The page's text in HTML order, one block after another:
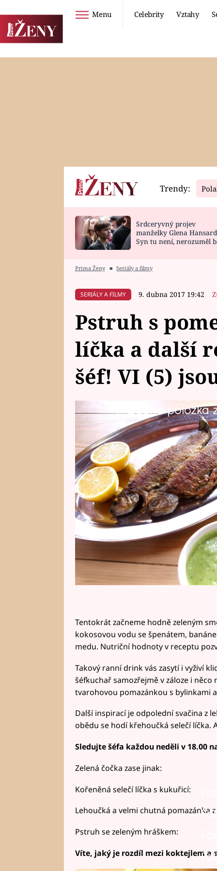
Menu Celebrity Vztahy
Horoskopy
HOROSKOP NA
Video
CELEBRITY
VAŘENÍ
Trendy:
Srdceryvný projev
manželky Glena
Syn tu není, nerozuměl
Prima Ženy ■ Seriály a filmy
SERIÁLY A FILMY 9. dubna 2017 19:42
Pstruh s
líčka a další
šéf! VI (5)
Žádná položka
Vařte jako šéf! a bude vám
přehrát celý nedělní díl
najdete vybrané recepty.
Tentokrát začneme hodně zeleným
kokosovou vodu se špenátem,
medu. Nutriční hodnoty v receptu
Takový ranní drink vás zasytí i vyživí
šéfkuchař samozřejmě v záloze i
tvarohovou pomazánkou s bylinkami
Další inspirací je odpolední svačina z
obědu se hodí křehoučká selečí líčka.
Sledujte šéfa každou neděli v 18.00
Zelená čočka zase jinak:
Kořeněná selečí líčka s kukuřicí:
Lehoučká a velmi chutná pomazánka
Pstruh se zeleným hráškem:
Víte, jaký je rozdíl mezi koktejlem a